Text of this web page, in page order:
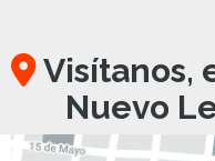
Visítanos,
Nuevo